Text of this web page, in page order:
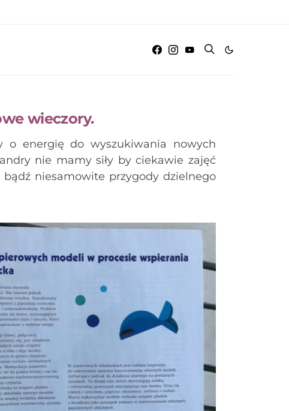
wieczory.
o energię do wyszukiwania nowych
nie mamy siły by ciekawie zajęć
niesamowite przygody dzielnego